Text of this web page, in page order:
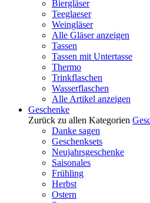
Biergläser
Teeglaeser
Weingläser
Alle Gläser anzeigen
Tassen
Tassen mit Untertasse
Thermo
Trinkflaschen
Wasserflaschen
Alle Artikel anzeigen
Geschenke
Zurück zu allen Kategorien
Danke sagen
Geschenksets
Neujahrsgeschenke
Saisonales
Frühling
Herbst
Ostern